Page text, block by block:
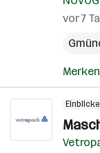
vor 7
Merken
Einblicke